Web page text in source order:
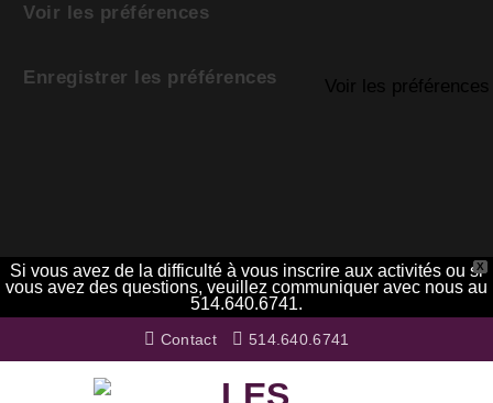
Voir les préférences
Enregistrer les préférences Voir les préférences
X
Si vous avez de la difficulté à vous inscrire aux activités ou si
vous avez des questions, veuillez communiquer avec nous au
514.640.6741.
au
Contact 514.640.6741